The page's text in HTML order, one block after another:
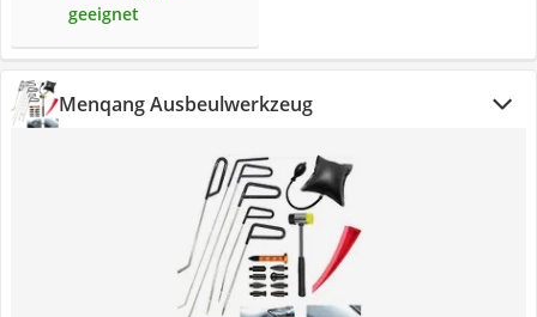
geeignet
Menqang Ausbeulwerkzeug